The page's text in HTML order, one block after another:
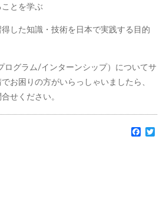
とを学ぶ
した知識・技術を日本で実践する目的
ログラム/インターンシップ）についてサ
お困りの方がいらっしゃいましたら、
せください。